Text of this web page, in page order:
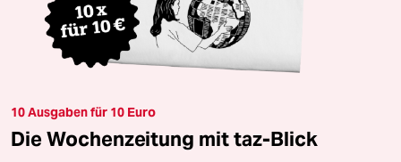
10 Ausgaben für 10 Euro
Die Wochenzeitung mit taz-Blick